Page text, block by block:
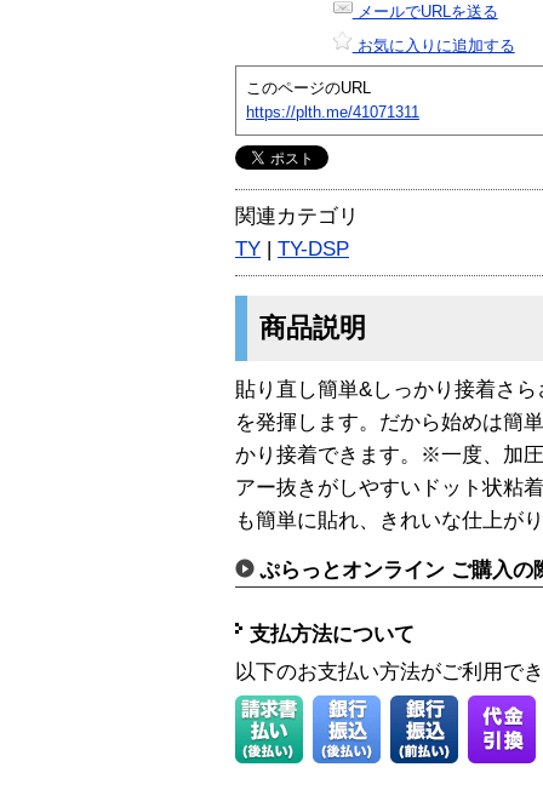
メールでURLを送る
お気に入りに追加する
このページのURL
https://plth.me/41071311
関連カテゴリ
TY | TY-DSP
商品説明
貼り直し簡単&しっかり接着さ
を発揮します。だから始めは簡
かり接着できます。※一度、加
アー抜きがしやすいドット状粘
も簡単に貼れ、きれいな仕上が
ぷらっとオンライン ご購入の
支払方法について
以下のお支払い方法がご利用で